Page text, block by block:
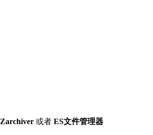
Zarchiver 或者 ES文件管理器